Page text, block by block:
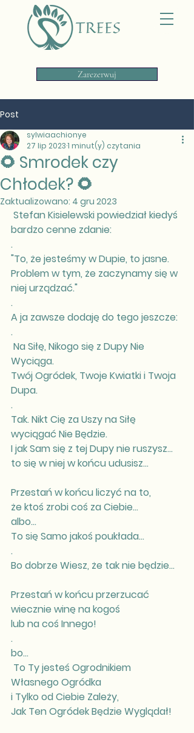
Zarezerwuj
Post
🌻 Smrodek czy
Chłodek? 🌻
sylwiaachionye
27 lip 20231 minut(y) czytania
Zaktualizowano: 4 gru 2023
Stefan Kisielewski powiedział kiedyś
bardzo cenne zdanie:
.
"To, że jesteśmy w Dupie, to jasne.
Problem w tym, że zaczynamy się w
niej urządzać."
.
A ja zawsze dodaję do tego jeszcze:
.
Wyciąga.
Twój Ogródek, Twoje Kwiatki i Twoja
Dupa.
.
Tak. Nikt Cię za Uszy na Siłę
wyciągać Nie Będzie.
I jak Sam się z tej Dupy nie ruszysz...
to się w niej w końcu udusisz...
Przestań w końcu liczyć na to,
że ktoś zrobi coś za Ciebie...
albo...
To się Samo jakoś poukłada...
.
Bo dobrze Wiesz, że tak nie będzie...
Przestań w końcu przerzucać
wiecznie winę na kogoś
lub na coś Innego!
.
bo...
Własnego Ogródka
i Tylko od Ciebie Zależy,
Jak Ten Ogródek Będzie Wyglądał!